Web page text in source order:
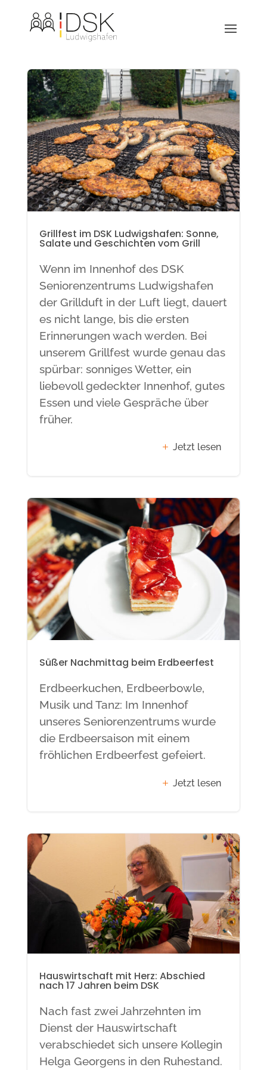
Grillfest im DSK Ludwigshafen: Sonne,
Salate und Geschichten vom Grill
Wenn im Innenhof des DSK
Seniorenzentrums Ludwigshafen
der Grillduft in der Luft liegt, dauert
es nicht lange, bis die ersten
Erinnerungen wach werden. Bei
unserem Grillfest wurde genau das
spürbar: sonniges Wetter, ein
liebevoll gedeckter Innenhof, gutes
Essen und viele Gespräche über
früher.
Jetzt lesen
Süßer Nachmittag beim Erdbeerfest
Erdbeerkuchen, Erdbeerbowle,
Musik und Tanz: Im Innenhof
unseres Seniorenzentrums wurde
die Erdbeersaison mit einem
fröhlichen Erdbeerfest gefeiert.
Jetzt lesen
Hauswirtschaft mit Herz: Abschied
nach 17 Jahren beim DSK
Nach fast zwei Jahrzehnten im
Dienst der Hauswirtschaft
verabschiedet sich unsere Kollegin
Helga Georgens in den Ruhestand.